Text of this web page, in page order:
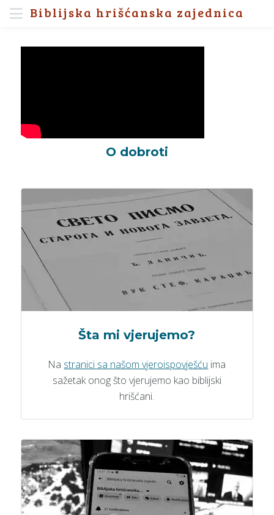
Biblijska hrišćanska zajednica
O dobroti
Šta mi vjerujemo?
Na stranici sa našom vjeroispovješću ima
sažetak onog što vjerujemo kao biblijski
hrišćani.